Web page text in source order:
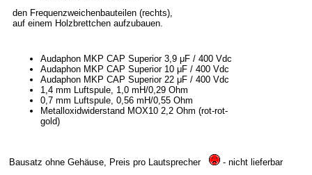
den Frequenzweichenbauteilen (rechts),
auf einem Holzbrettchen aufzubauen.
Audaphon MKP CAP Superior 3,9 μF / 400 Vdc
Audaphon MKP CAP Superior 10 μF / 400 Vdc
Audaphon MKP CAP Superior 22 μF / 400 Vdc
1,4 mm Luftspule, 1,0 mH/0,29 Ohm
0,7 mm Luftspule, 0,56 mH/0,55 Ohm
Metalloxidwiderstand MOX10 2,2 Ohm (rot-rot-
gold)
Bausatz ohne Gehäuse, Preis pro Lautsprecher - nicht lieferbar